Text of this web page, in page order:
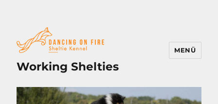
Working Shelties
MENÜ